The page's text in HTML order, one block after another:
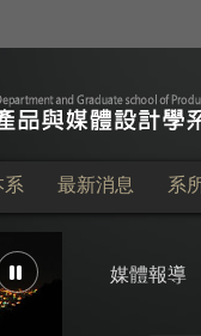
系 最新消息 系
媒體報導